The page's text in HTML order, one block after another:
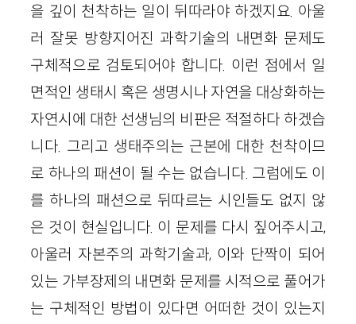
을 깊이 천착하는 일이 뒤따라야 하겠지요. 아울
러 잘못 방향지어진 과학기술의 내면화 문제도
구체적으로 검토되어야 합니다. 이런 점에서 일
면적인 생태시 혹은 생명시나 자연을 대상화하는
자연시에 대한 선생님의 비판은 적절하다 하겠습
니다. 그리고 생태주의는 근본에 대한 천착이므
로 하나의 패션이 될 수는 없습니다. 그럼에도 이
를 하나의 패션으로 뒤따르는 시인들도 없지 않
은 것이 현실입니다. 이 문제를 다시 짚어주시고,
아울러 자본주의 과학기술과, 이와 단짝이 되어
있는 가부장제의 내면화 문제를 시적으로 풀어가
는 구체적인 방법이 있다면 어떠한 것이 있는지